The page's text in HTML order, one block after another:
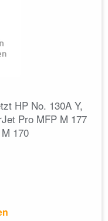
HP No. 130A Y,
Pro MFP M 177
170